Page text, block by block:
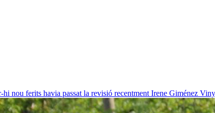
nou ferits havia passat la revisió recentment Irene Giménez